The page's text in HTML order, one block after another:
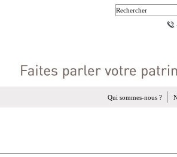
Qui sommes-nous ?